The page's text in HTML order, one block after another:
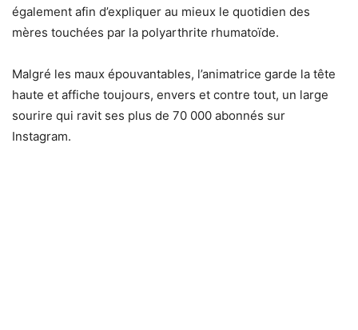
également afin d’expliquer au mieux le quotidien des
mères touchées par la polyarthrite rhumatoïde.
Malgré les maux épouvantables, l’animatrice garde la tête
haute et affiche toujours, envers et contre tout, un large
sourire qui ravit ses plus de 70 000 abonnés sur
Instagram.